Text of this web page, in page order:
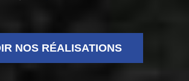
NOS RÉALISATIONS